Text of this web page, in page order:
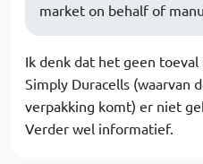
market on behalf of
Ik denk dat het geen toeval
Simply Duracells (waarvan
verpakking komt) er niet
Verder wel informatief.